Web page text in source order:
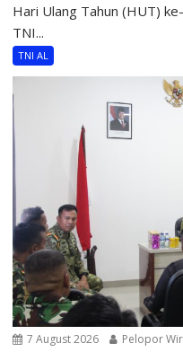
Hari Ulang Tahun (HUT)
TNI...
TNI AL
7 August 2026 Pelopor